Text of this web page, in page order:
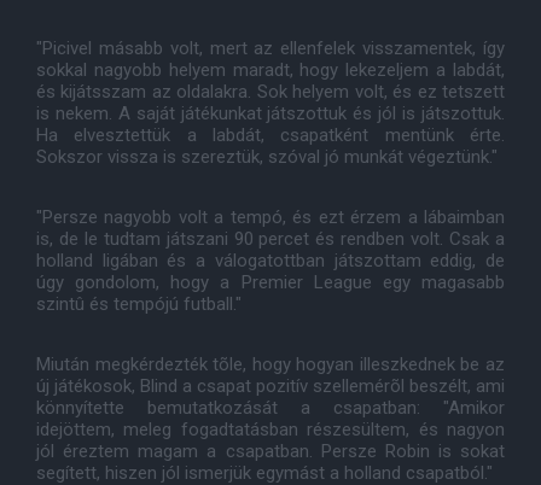
"Picivel másabb volt, mert az ellenfelek visszamentek, így
sokkal nagyobb helyem maradt, hogy lekezeljem a labdát,
és kijátsszam az oldalakra. Sok helyem volt, és ez tetszett
is nekem. A saját játékunkat játszottuk és jól is játszottuk.
Ha elvesztettük a labdát, csapatként mentünk érte.
Sokszor vissza is szereztük, szóval jó munkát végeztünk."
"Persze nagyobb volt a tempó, és ezt érzem a lábaimban
is, de le tudtam játszani 90 percet és rendben volt. Csak a
holland ligában és a válogatottban játszottam eddig, de
úgy gondolom, hogy a Premier League egy magasabb
szintû és tempójú futball."
Miután megkérdezték tõle, hogy hogyan illeszkednek be az
új játékosok, Blind a csapat pozitív szellemérõl beszélt, ami
könnyítette bemutatkozását a csapatban: "Amikor
idejöttem, meleg fogadtatásban részesültem, és nagyon
jól éreztem magam a csapatban. Persze Robin is sokat
segített, hiszen jól ismerjük egymást a holland csapatból."